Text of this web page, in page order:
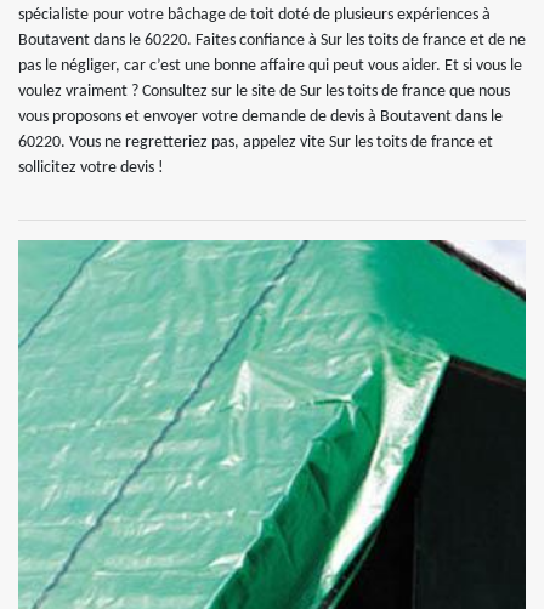
spécialiste pour votre bâchage de toit doté de plusieurs expériences à
Boutavent dans le 60220. Faites confiance à Sur les toits de france et de ne
pas le négliger, car c’est une bonne affaire qui peut vous aider. Et si vous le
voulez vraiment ? Consultez sur le site de Sur les toits de france que nous
vous proposons et envoyer votre demande de devis à Boutavent dans le
60220. Vous ne regretteriez pas, appelez vite Sur les toits de france et
sollicitez votre devis !